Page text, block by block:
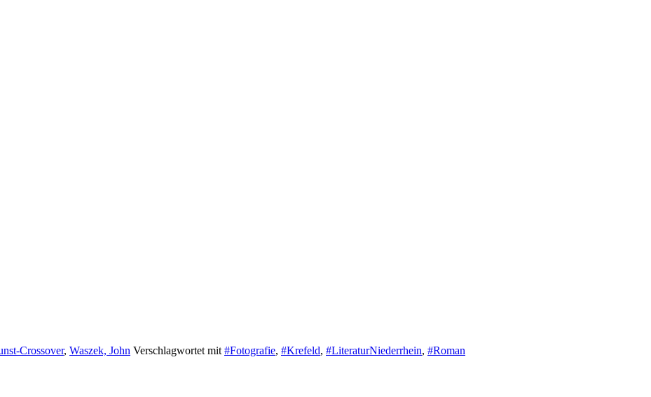
Crossover, Waszek, John Verschlagwortet mit #Fotografie, #Krefeld, #LiteraturNiederrhein, #Roman